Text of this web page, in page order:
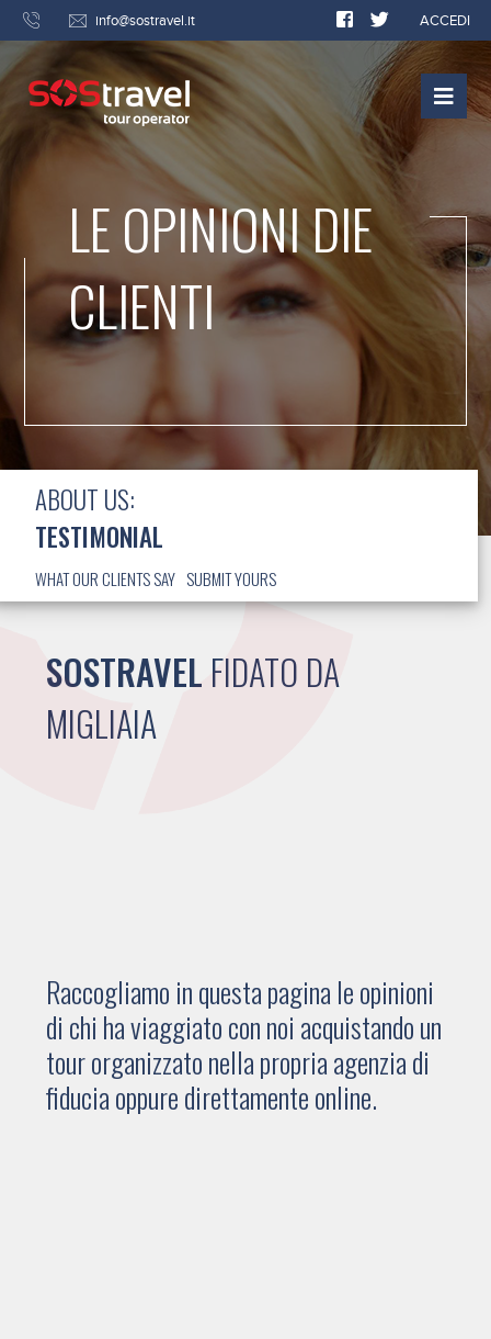
info@sostravel.it ACCEDI
LE OPINIONI DIE
CLIENTI
ABOUT US:
TESTIMONIAL
WHAT OUR CLIENTS SAY SUBMIT YOURS
SOSTRAVEL FIDATO DA
MIGLIAIA
Raccogliamo in questa pagina le opinioni
di chi ha viaggiato con noi acquistando un
tour organizzato nella propria agenzia di
fiducia oppure direttamente online.